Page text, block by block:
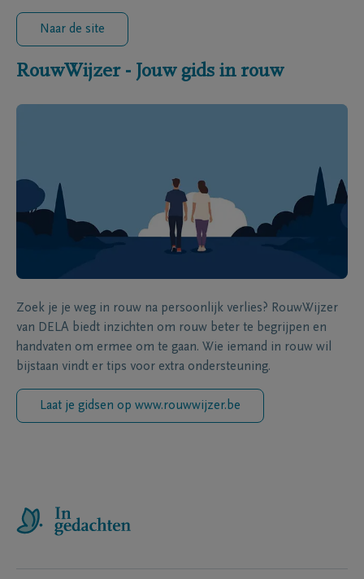
Naar de site
RouwWijzer - Jouw gids in rouw
Zoek je je weg in rouw na persoonlijk verlies? RouwWijzer
van DELA biedt inzichten om rouw beter te begrijpen en
handvaten om ermee om te gaan. Wie iemand in rouw wil
bijstaan vindt er tips voor extra ondersteuning.
Laat je gidsen op www.rouwwijzer.be